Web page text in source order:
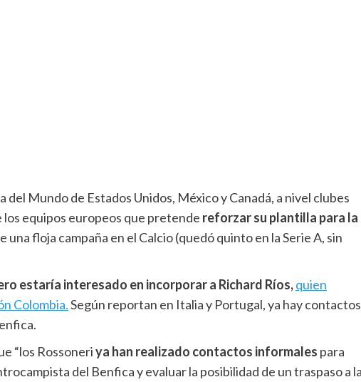
Mundo de Estados Unidos, México y Canadá, a nivel clubes
los equipos europeos que pretende reforzar su plantilla para la
una floja campaña en el Calcio (quedó quinto en la Serie A, sin
estaría interesado en incorporar a Richard Ríos,quien
Colombia.Según reportan en Italia y Portugal, ya hay contactos
“los Rossoneriya han realizado contactos informales para
del Benfica y evaluar la posibilidad de un traspaso a